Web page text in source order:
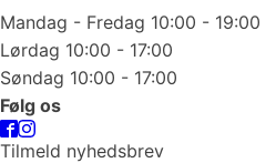
Mandag - Fredag 10:00 - 19:00
Lørdag 10:00 - 17:00
Søndag 10:00 - 17:00
Følg os
Tilmeld nyhedsbrev